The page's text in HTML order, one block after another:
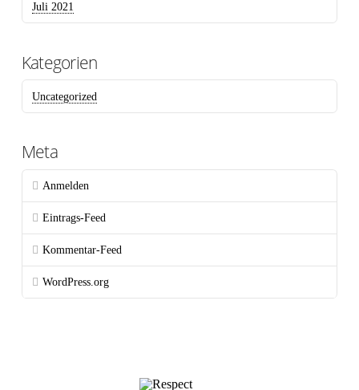
Juli 2021
Kategorien
Uncategorized
Meta
Anmelden
Eintrags-Feed
Kommentar-Feed
WordPress.org